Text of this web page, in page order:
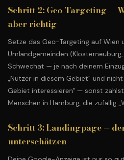
Schritt 2: Geo-Targeting —
aber richtig
Setze das Geo-Targeting auf Wien
Umlandgemeinden
Schwechat — je nach deinem
„Nutzer in diesem Gebiet" und
Gebiet interessieren" — sonst
Menschen in Hamburg, die zufällig
Schritt 3: Landingpage —
unterschätzen